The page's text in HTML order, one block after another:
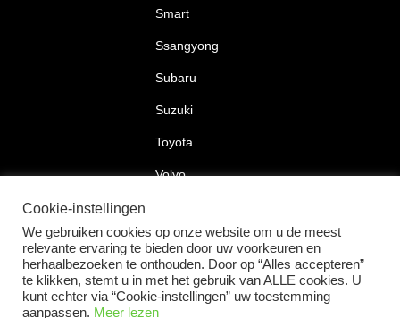
Smart
Ssangyong
Subaru
Suzuki
Toyota
Volvo
2026 © Car Lock Systems
Cookie-instellingen
We gebruiken cookies op onze website om u de meest
relevante ervaring te bieden door uw voorkeuren en
herhaalbezoeken te onthouden. Door op “Alles accepteren”
te klikken, stemt u in met het gebruik van ALLE cookies. U
kunt echter via “Cookie-instellingen” uw toestemming
aanpassen. Meer lezen